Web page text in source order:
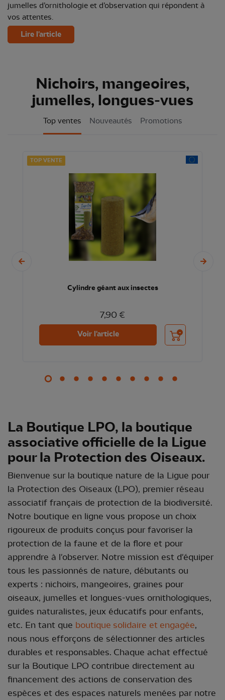
jumelles d’ornithologie et d’observation qui répondent à
vos attentes.
Lire l'article
Nichoirs, mangeoires,
jumelles, longues-vues
Top ventes Nouveautés Promotions
TOP VENTE
Cylindre géant aux insectes
7,90 €
Voir l'article Ajouter au panier
La Boutique LPO, la boutique
associative officielle de la Ligue
pour la Protection des Oiseaux.
Bienvenue sur la boutique nature de la Ligue pour
la Protection des Oiseaux (LPO), premier réseau
associatif français de protection de la biodiversité.
Notre boutique en ligne vous propose un choix
rigoureux de produits conçus pour favoriser la
protection de la faune et de la flore et pour
apprendre à l'observer. Notre mission est d'équiper
tous les passionnés de nature, débutants ou
experts : nichoirs, mangeoires, graines pour
oiseaux, jumelles et longues-vues ornithologiques,
guides naturalistes, jeux éducatifs pour enfants,
etc. En tant que boutique solidaire et engagée,
nous nous efforçons de sélectionner des articles
durables et responsables. Chaque achat effectué
sur la Boutique LPO contribue directement au
financement des actions de conservation des
espèces et des espaces naturels menées par notre